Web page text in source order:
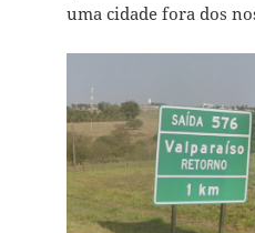
uma cidade fora dos